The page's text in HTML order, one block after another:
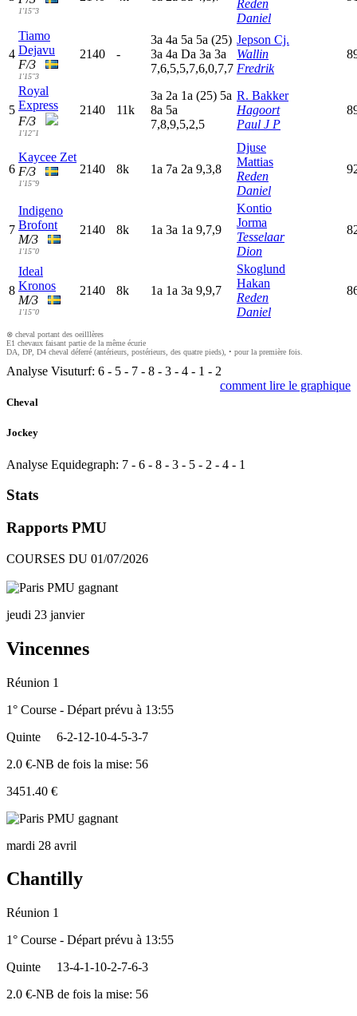
1'15"3
Reden
Daniel
4
Tiamo
Dejavu
F/3
1'15"3
2140 -
3a 4a 5a 5a (25)
3a 4a Da 3a 3a
7,6,5,5,7,6,0,7,7
Jepson Cj.
Wallin
Fredrik
5
Royal
Express
F/3
1'12"1
2140 11k
3a 2a 1a (25) 5a
8a 5a
7,8,9,5,2,5
R. Bakker
Hagoort
Paul J P
6
Kaycee Zet
F/3
1'15"9
2140 8k 1a 7a 2a 9,3,8
Djuse
Mattias
Reden
Daniel
7
Indigeno
Brofont
M/3
1'15"0
2140 8k 1a 3a 1a 9,7,9
Kontio
Jorma
Tesselaar
Dion
8
Ideal
Kronos
M/3
1'15"0
2140 8k 1a 1a 3a 9,9,7
Skoglund
Hakan
Reden
Daniel
⊗ cheval portant des oeilllères
E1 chevaux faisant partie de la même écurie
DA, DP, D4 cheval déferré (antérieurs, postérieurs, des quatre pieds), • pour la première fois.
Analyse Visuturf: 6 - 5 - 7 - 8 - 3 - 4 - 1 - 2
comment lire le graphique
Cheval
Jockey
Analyse Equidegraph: 7 - 6 - 8 - 3 - 5 - 2 - 4 - 1
Stats
Rapports PMU
COURSES DU 01/07/2026
jeudi 23 janvier
Vincennes
Réunion 1
1° Course - Départ prévu à 13:55
Quinte
6-2-12-10-4-5-3-7
2.0 €-NB de fois la mise: 56
3451.40 €
mardi 28 avril
Chantilly
Réunion 1
1° Course - Départ prévu à 13:55
Quinte
13-4-1-10-2-7-6-3
2.0 €-NB de fois la mise: 56